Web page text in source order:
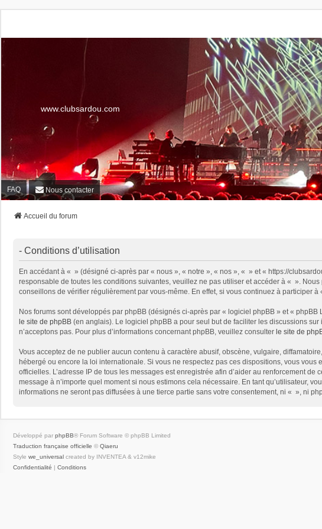
www.clubsardou.com
FAQ Nous contacter
Accueil du forum
- Conditions d’utilisation
En accédant à « » (désigné ci-après par « nous », « notre », « nos », « » et « https://
responsable de toutes les conditions suivantes, veuillez ne pas utiliser et accéder à « ».
conseillons de vérifier régulièrement par vous-même. En effet, si vous continuez à participer
Nos forums sont développés par phpBB (désignés ci-après par « logiciel phpBB » et «
le site de phpBB (en anglais). Le logiciel phpBB a pour seul but de faciliter les discussions
n’acceptons pas. Pour plus d’informations concernant phpBB, veuillez consulter le site de
Vous acceptez de ne publier aucun contenu à caractère abusif, obscène, vulgaire,
hébergé ou encore la loi internationale. Si vous ne respectez pas ces dispositions, vous
officielles. L’adresse IP de tous les messages est enregistrée afin d’aider au renforcement
message à n’importe quel moment si nous estimons cela nécessaire. En tant qu’utilisateur,
informations ne seront pas diffusées à une tierce partie sans votre consentement, ni « », ni
Développé par phpBB® Forum Software © phpBB Limited
Traduction française officielle © Qiaeru
Style we_universal created by INVENTEA & v12mike
Confidentialité | Conditions